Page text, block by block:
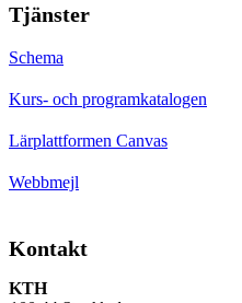
Tjänster
Schema
Kurs- och programkatalogen
Lärplattformen Canvas
Webbmejl
Kontakt
KTH